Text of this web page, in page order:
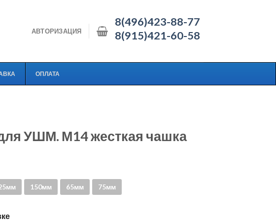
АВТОРИЗАЦИЯ
8(496)423-88-77
8(915)421-60-58
ОПЛАТА
УШМ. М14 жесткая чашка
150мм 65мм 75мм